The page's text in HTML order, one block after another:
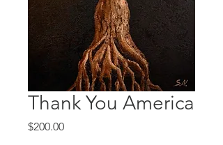
Thank You America
$200.00価